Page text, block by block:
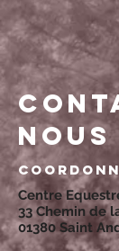
nous
Centre
33 Chemin de
01380 Saint